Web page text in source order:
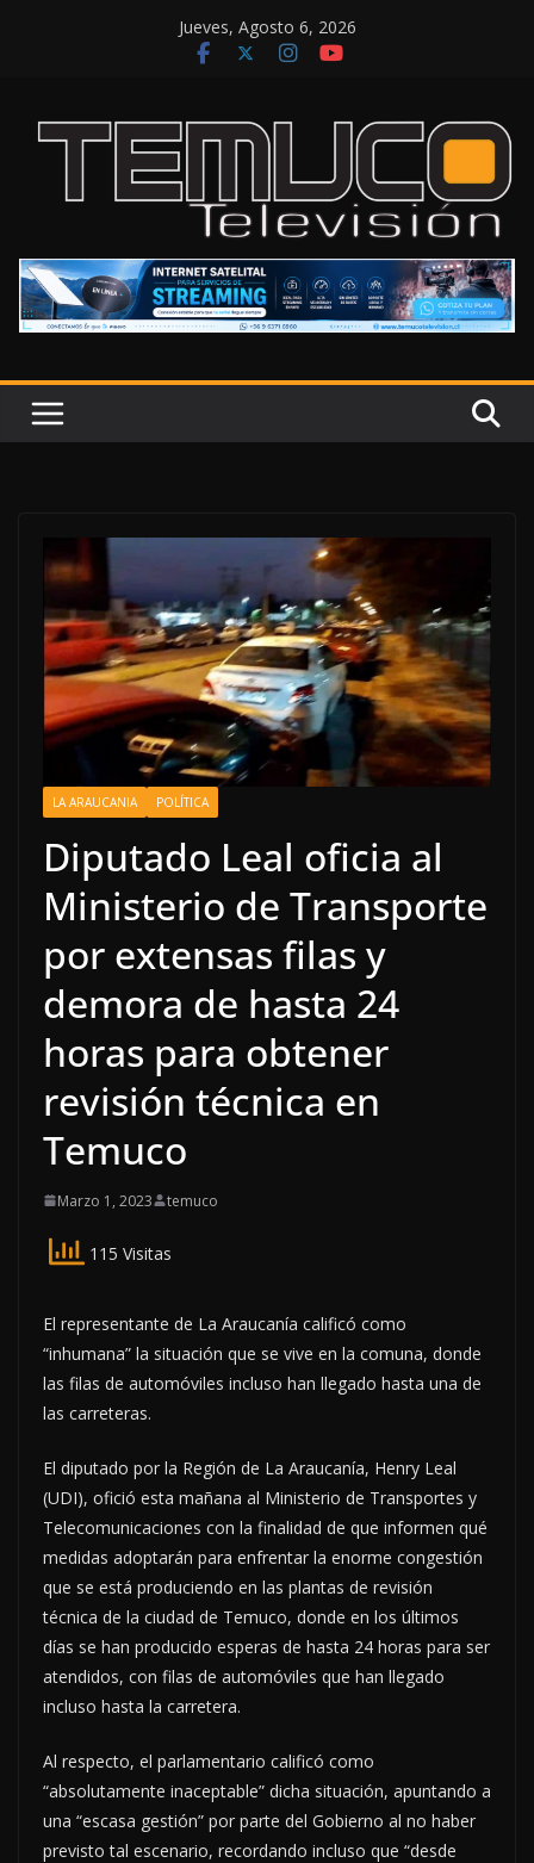
Jueves, Agosto 6, 2026
LA ARAUCANIA POLÍTICA
Diputado Leal oficia al
Ministerio de Transporte
por extensas filas y
demora de hasta 24
horas para obtener
revisión técnica en
Temuco
Marzo 1, 2023 temuco
115 Visitas
El representante de La Araucanía calificó como
“inhumana” la situación que se vive en la comuna, donde
las filas de automóviles incluso han llegado hasta una de
las carreteras.
El diputado por la Región de La Araucanía, Henry Leal
(UDI), ofició esta mañana al Ministerio de Transportes y
Telecomunicaciones con la finalidad de que informen qué
medidas adoptarán para enfrentar la enorme congestión
que se está produciendo en las plantas de revisión
técnica de la ciudad de Temuco, donde en los últimos
días se han producido esperas de hasta 24 horas para ser
atendidos, con filas de automóviles que han llegado
incluso hasta la carretera.
Al respecto, el parlamentario calificó como
“absolutamente inaceptable” dicha situación, apuntando a
una “escasa gestión” por parte del Gobierno al no haber
previsto tal escenario, recordando incluso que “desde